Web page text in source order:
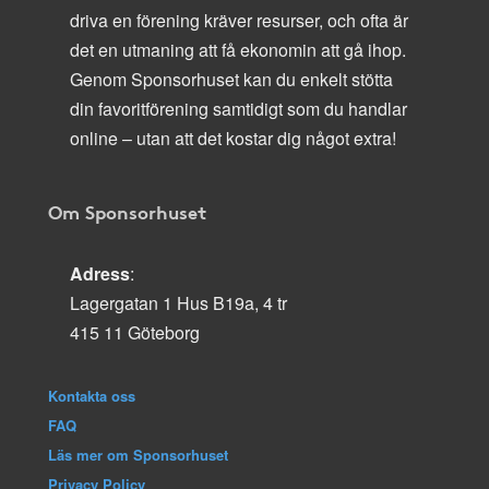
driva en förening kräver resurser, och ofta är
det en utmaning att få ekonomin att gå ihop.
Genom Sponsorhuset kan du enkelt stötta
din favoritförening samtidigt som du handlar
online – utan att det kostar dig något extra!
Om Sponsorhuset
Adress:
Lagergatan 1 Hus B19a, 4 tr
415 11 Göteborg
Kontakta oss
FAQ
Läs mer om Sponsorhuset
Privacy Policy